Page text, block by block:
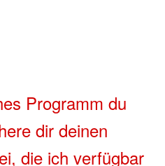
Programm du
dir deinen
die ich verfügbar